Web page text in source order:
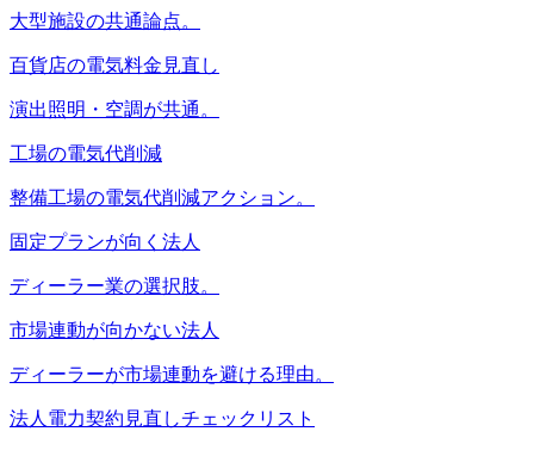
大型施設の共通論点。
百貨店の電気料金見直し
演出照明・空調が共通。
工場の電気代削減
整備工場の電気代削減アクション。
固定プランが向く法人
ディーラー業の選択肢。
市場連動が向かない法人
ディーラーが市場連動を避ける理由。
法人電力契約見直しチェックリスト